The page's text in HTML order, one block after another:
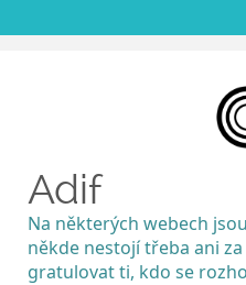
Adif
Na některých webech
někde nestojí třeba ani
gratulovat ti, kdo se